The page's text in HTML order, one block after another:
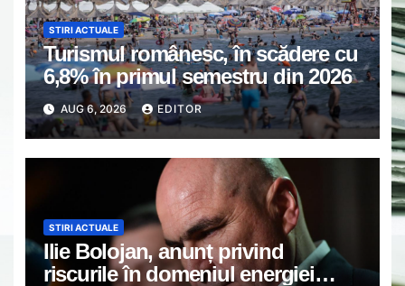
STIRI ACTUALE
Turismul românesc, în scădere cu
6,8% în primul semestru din 2026
AUG 6, 2026 EDITOR
STIRI ACTUALE
Ilie Bolojan, anunț privind
riscurile în domeniul energiei